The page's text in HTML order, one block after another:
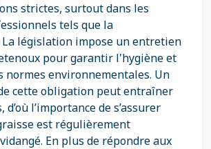
strictes, surtout dans les
tels que la
législation impose un entretien
pour garantir l'hygiène et
normes environnementales. Un
cette obligation peut entraîner
d’où l’importance de s’assurer
est régulièrement
En plus de répondre aux